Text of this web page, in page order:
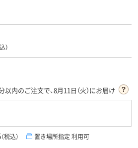
）
以内のご注文で、8月11日（火）にお届け
（税込） 置き場所指定 利用可